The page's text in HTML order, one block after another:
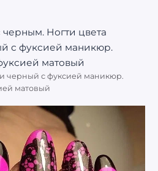
черный с фуксией маникюр.
матовый